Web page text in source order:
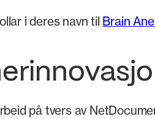
i deres navn til Brain
på tvers av